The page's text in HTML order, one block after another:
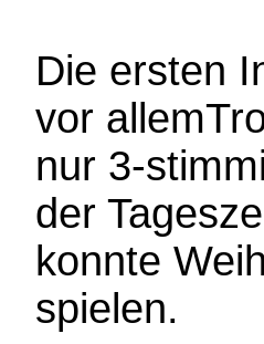
Die ersten
vor
nur 3-
der
konnte
spielen.